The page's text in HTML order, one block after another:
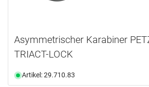
Asymmetrischer Karabiner
TRIACT-LOCK
Artikel: 29.710.83